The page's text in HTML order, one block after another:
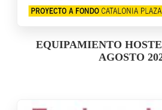
EQUIPAMIENTO
AGOSTO